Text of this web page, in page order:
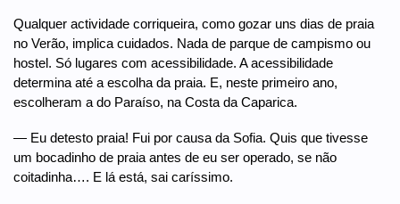
Qualquer actividade corriqueira, como gozar uns dias de praia
no Verão, implica cuidados. Nada de parque de campismo ou
hostel. Só lugares com acessibilidade. A acessibilidade
determina até a escolha da praia. E, neste primeiro ano,
escolheram a do Paraíso, na Costa da Caparica.
— Eu detesto praia! Fui por causa da Sofia. Quis que tivesse
um bocadinho de praia antes de eu ser operado, se não
coitadinha…. E lá está, sai caríssimo.